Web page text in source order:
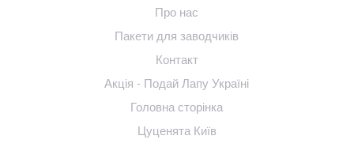
Про нас
Пакети для заводчиків
Контакт
Акція - Подай Лапу Україні
Головна сторінка
Цуценята Київ